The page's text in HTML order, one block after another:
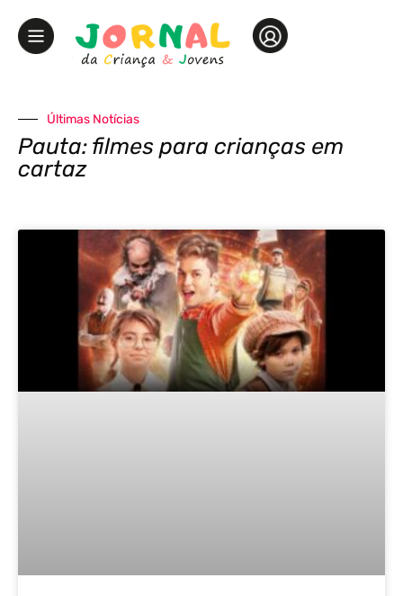
Últimas Notícias
Pauta: filmes para crianças em
cartaz